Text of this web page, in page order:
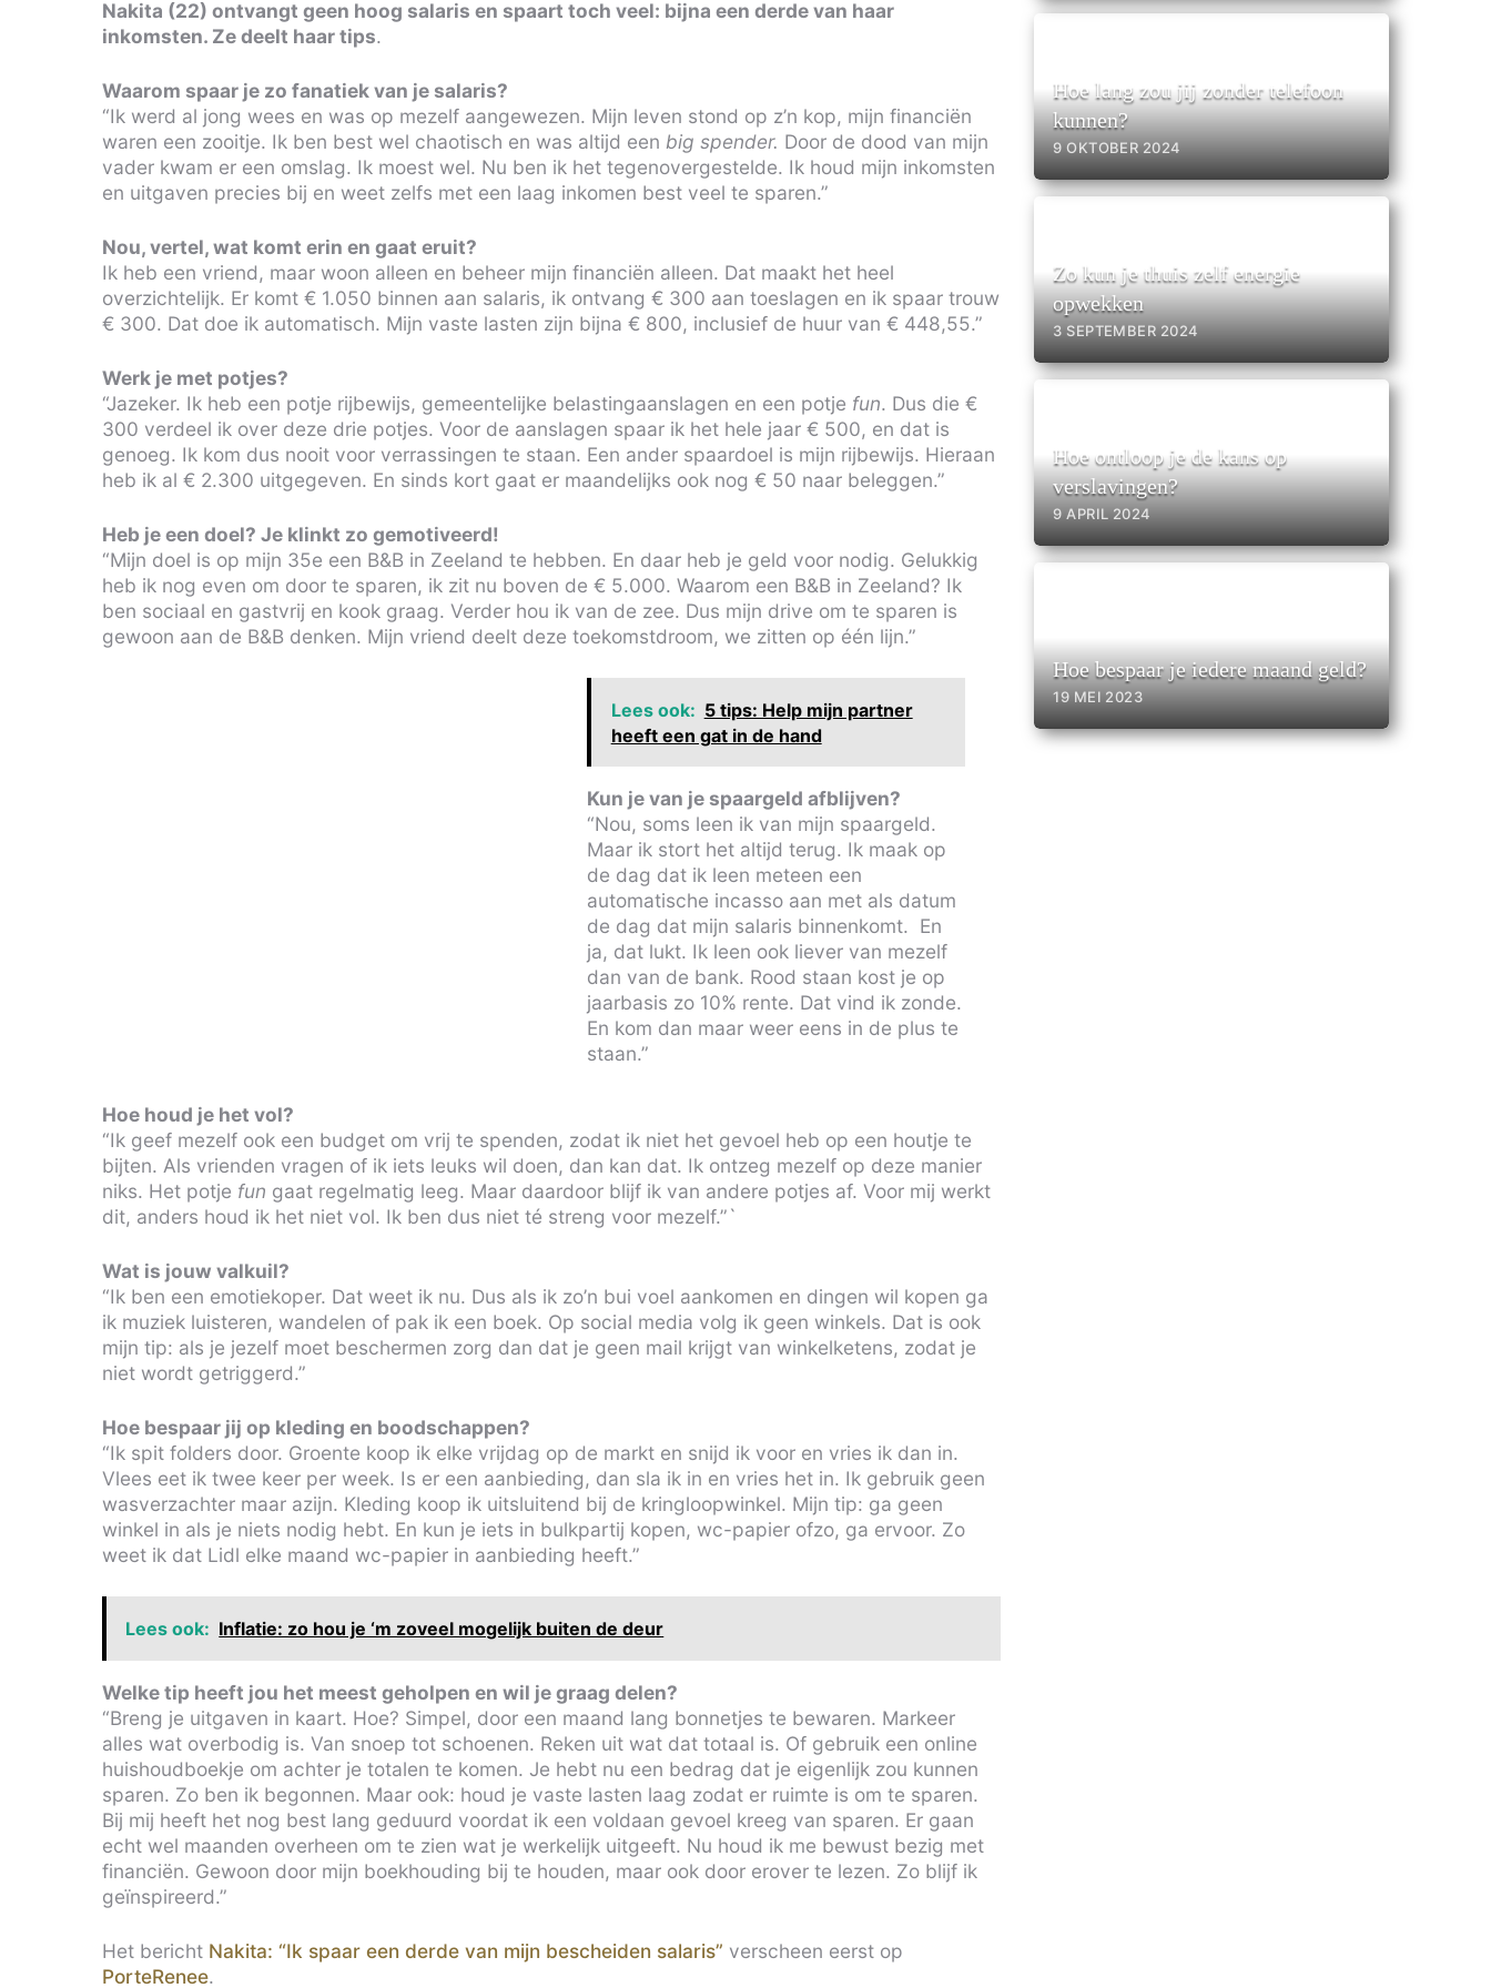
Nakita (22) ontvangt geen hoog salaris en spaart toch veel: bijna een derde van haar
inkomsten. Ze deelt haar tips.
Waarom spaar je zo fanatiek van je salaris?
“Ik werd al jong wees en was op mezelf aangewezen. Mijn leven stond op z’n kop, mijn financiën
waren een zooitje. Ik ben best wel chaotisch en was altijd een big spender. Door de dood van mijn
vader kwam er een omslag. Ik moest wel. Nu ben ik het tegenovergestelde. Ik houd mijn inkomsten
en uitgaven precies bij en weet zelfs met een laag inkomen best veel te sparen.”
Nou, vertel, wat komt erin en gaat eruit?
Ik heb een vriend, maar woon alleen en beheer mijn financiën alleen. Dat maakt het heel
overzichtelijk. Er komt € 1.050 binnen aan salaris, ik ontvang € 300 aan toeslagen en ik spaar trouw
€ 300. Dat doe ik automatisch. Mijn vaste lasten zijn bijna € 800, inclusief de huur van € 448,55.”
Werk je met potjes?
“Jazeker. Ik heb een potje rijbewijs, gemeentelijke belastingaanslagen en een potje fun. Dus die €
300 verdeel ik over deze drie potjes. Voor de aanslagen spaar ik het hele jaar € 500, en dat is
genoeg. Ik kom dus nooit voor verrassingen te staan. Een ander spaardoel is mijn rijbewijs. Hieraan
heb ik al € 2.300 uitgegeven. En sinds kort gaat er maandelijks ook nog € 50 naar beleggen.”
Heb je een doel? Je klinkt zo gemotiveerd!
“Mijn doel is op mijn 35e een B&B in Zeeland te hebben. En daar heb je geld voor nodig. Gelukkig
heb ik nog even om door te sparen, ik zit nu boven de € 5.000. Waarom een B&B in Zeeland? Ik
ben sociaal en gastvrij en kook graag. Verder hou ik van de zee. Dus mijn drive om te sparen is
gewoon aan de B&B denken. Mijn vriend deelt deze toekomstdroom, we zitten op één lijn.”
Lees ook: 5 tips: Help mijn partner
heeft een gat in de hand
Kun je van je spaargeld afblijven?
“Nou, soms leen ik van mijn spaargeld.
Maar ik stort het altijd terug. Ik maak op
de dag dat ik leen meteen een
automatische incasso aan met als datum
de dag dat mijn salaris binnenkomt. En
ja, dat lukt. Ik leen ook liever van mezelf
dan van de bank. Rood staan kost je op
jaarbasis zo 10% rente. Dat vind ik zonde.
En kom dan maar weer eens in de plus te
staan.”
Hoe houd je het vol?
“Ik geef mezelf ook een budget om vrij te spenden, zodat ik niet het gevoel heb op een houtje te
bijten. Als vrienden vragen of ik iets leuks wil doen, dan kan dat. Ik ontzeg mezelf op deze manier
niks. Het potje fun gaat regelmatig leeg. Maar daardoor blijf ik van andere potjes af. Voor mij werkt
dit, anders houd ik het niet vol. Ik ben dus niet té streng voor mezelf.”`
Wat is jouw valkuil?
“Ik ben een emotiekoper. Dat weet ik nu. Dus als ik zo’n bui voel aankomen en dingen wil kopen ga
ik muziek luisteren, wandelen of pak ik een boek. Op social media volg ik geen winkels. Dat is ook
mijn tip: als je jezelf moet beschermen zorg dan dat je geen mail krijgt van winkelketens, zodat je
niet wordt getriggerd.”
Hoe bespaar jij op kleding en boodschappen?
“Ik spit folders door. Groente koop ik elke vrijdag op de markt en snijd ik voor en vries ik dan in.
Vlees eet ik twee keer per week. Is er een aanbieding, dan sla ik in en vries het in. Ik gebruik geen
wasverzachter maar azijn. Kleding koop ik uitsluitend bij de kringloopwinkel. Mijn tip: ga geen
winkel in als je niets nodig hebt. En kun je iets in bulkpartij kopen, wc-papier ofzo, ga ervoor. Zo
weet ik dat Lidl elke maand wc-papier in aanbieding heeft.”
Lees ook: Inflatie: zo hou je ‘m zoveel mogelijk buiten de deur
Welke tip heeft jou het meest geholpen en wil je graag delen?
“Breng je uitgaven in kaart. Hoe? Simpel, door een maand lang bonnetjes te bewaren. Markeer
alles wat overbodig is. Van snoep tot schoenen. Reken uit wat dat totaal is. Of gebruik een online
huishoudboekje om achter je totalen te komen. Je hebt nu een bedrag dat je eigenlijk zou kunnen
sparen. Zo ben ik begonnen. Maar ook: houd je vaste lasten laag zodat er ruimte is om te sparen.
Bij mij heeft het nog best lang geduurd voordat ik een voldaan gevoel kreeg van sparen. Er gaan
echt wel maanden overheen om te zien wat je werkelijk uitgeeft. Nu houd ik me bewust bezig met
financiën. Gewoon door mijn boekhouding bij te houden, maar ook door erover te lezen. Zo blijf ik
geïnspireerd.”
Het bericht Nakita: “Ik spaar een derde van mijn bescheiden salaris” verscheen eerst op
PorteRenee.
Hoe lang zou jij zonder telefoon
kunnen?
9 OKTOBER 2024
Zo kun je thuis zelf energie
opwekken
3 SEPTEMBER 2024
Hoe ontloop je de kans op
verslavingen?
9 APRIL 2024
Hoe bespaar je iedere maand geld?
19 MEI 2023